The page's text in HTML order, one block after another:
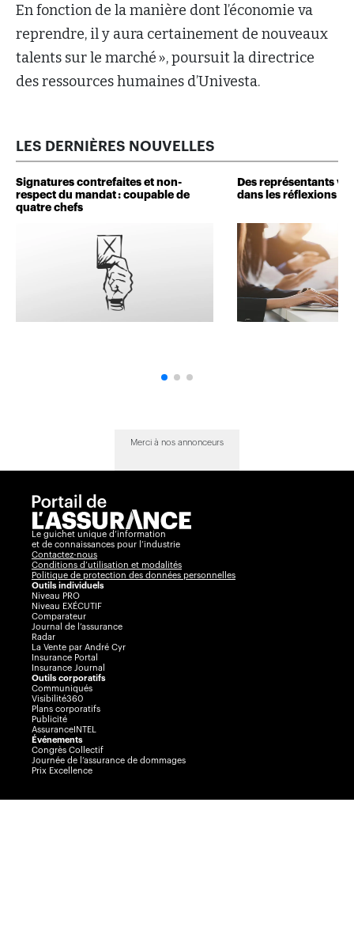
En fonction de la manière dont l’économie va
reprendre, il y aura certainement de nouveaux
talents sur le marché », poursuit la directrice
des ressources humaines d’Univesta.
LES DERNIÈRES NOUVELLES
Signatures contrefaites et non-
respect du mandat : coupable de
quatre chefs
Des représentants
dans les réflexions de
Merci à nos annonceurs
Le guichet unique d’information
et de connaissances pour l’industrie
Contactez-nous
Conditions d’utilisation et modalités
Politique de protection des données personnelles
Outils individuels
Niveau PRO
Niveau EXÉCUTIF
Comparateur
Journal de l’assurance
Radar
La Vente par André Cyr
Insurance Portal
Insurance Journal
Outils corporatifs
Communiqués
Visibilité360
Plans corporatifs
Publicité
AssuranceINTEL
Événements
Congrès Collectif
Journée de l’assurance de dommages
Prix Excellence